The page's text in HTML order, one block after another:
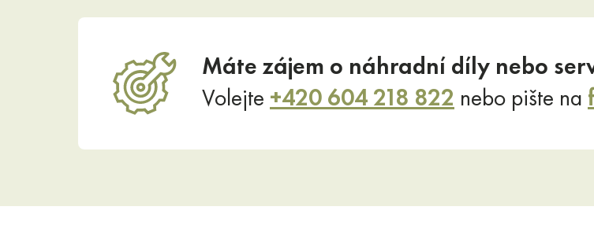
Máte zájem o náhradní díly nebo
Volejte +420 604 218 822 nebo pište na